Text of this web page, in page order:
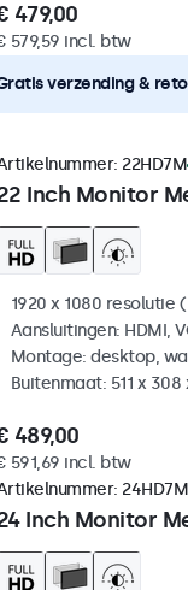
479,00
579,59 incl. btw
verzending &
Inch Monitor
22HD7M
1920 x 1080 resolutie
Aansluitingen: HDMI,
Montage: desktop,
Buitenmaat: 511 x 308
489,00
591,69 incl. btw
Inch Monitor
24HD7M